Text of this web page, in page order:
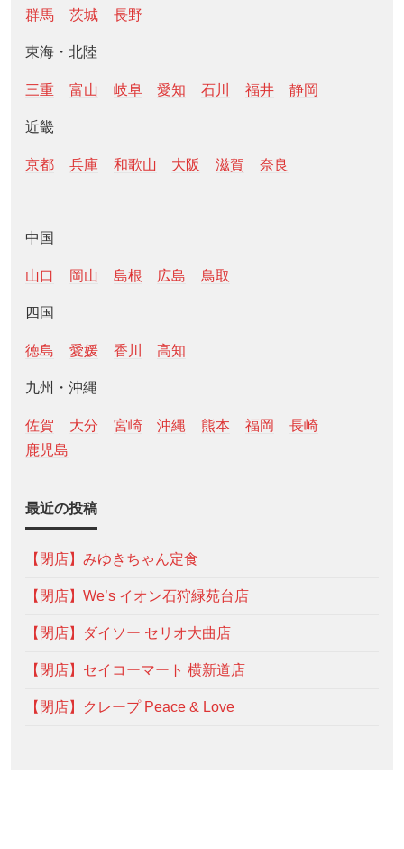
群馬
茨城 長野
東海・北陸
三重 富山 岐阜 愛知 石川 福井 静岡
近畿
京都 兵庫 和歌山 大阪 滋賀 奈良
中国
山口 岡山 島根 広島 鳥取
四国
徳島 愛媛 香川 高知
九州・沖縄
佐賀 大分 宮崎 沖縄 熊本 福岡
長崎
鹿児島
最近の投稿
【閉店】みゆきちゃん定食
【閉店】We’s イオン石狩緑苑台店
【閉店】ダイソー セリオ大曲店
【閉店】セイコーマート 横新道店
【閉店】クレープ Peace & Love